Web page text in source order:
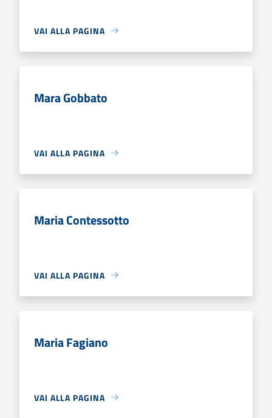
VAI ALLA PAGINA
Mara Gobbato
VAI ALLA PAGINA
Maria Contessotto
VAI ALLA PAGINA
Maria Fagiano
VAI ALLA PAGINA